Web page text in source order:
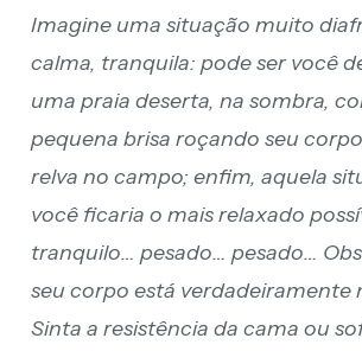
Imagine uma situação muito
calma, tranquila: pode ser você
uma praia deserta, na sombra,
pequena brisa roçando seu
relva no campo; enfim, aquela
você ficaria o mais relaxado
tranquilo… pesado… pesado…
seu corpo está verdadeiramente
Sinta a resistência da cama ou